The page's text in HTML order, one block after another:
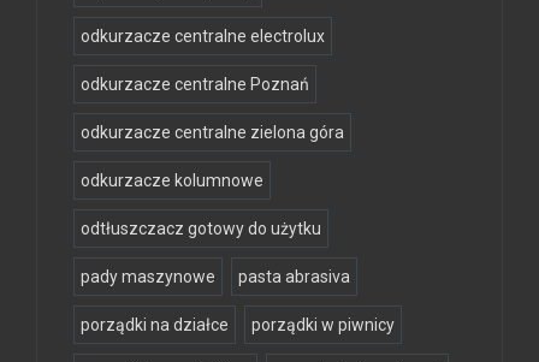
odkurzacze centralne electrolux
odkurzacze centralne Poznań
odkurzacze centralne zielona góra
odkurzacze kolumnowe
odtłuszczacz gotowy do użytku
pady maszynowe pasta abrasiva
porządki na działce porządki w piwnicy